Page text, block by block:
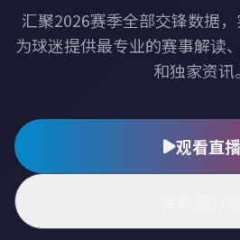
汇聚2026赛季全部交锋数据，
为球迷提供最专业的赛事解读
和独家资讯。
观看直播